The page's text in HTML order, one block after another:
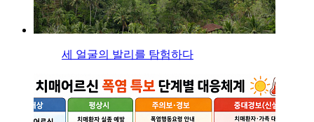
세 얼굴의 발리를 탐험하다